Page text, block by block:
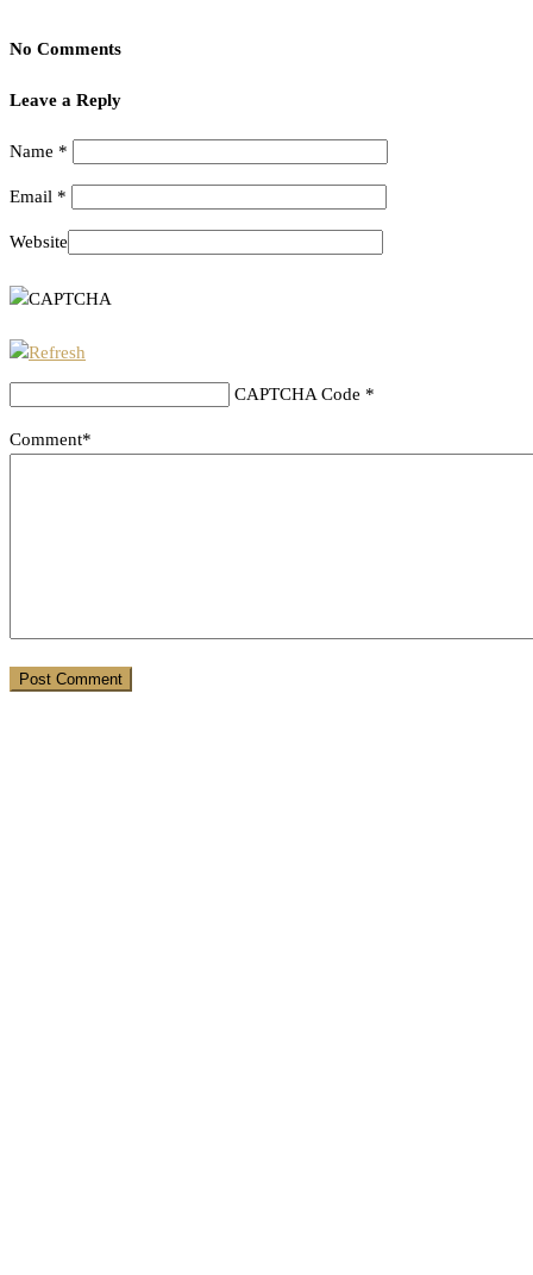
No Comments
Leave a Reply
Name *
Email *
Website
CAPTCHA Code *
Comment*